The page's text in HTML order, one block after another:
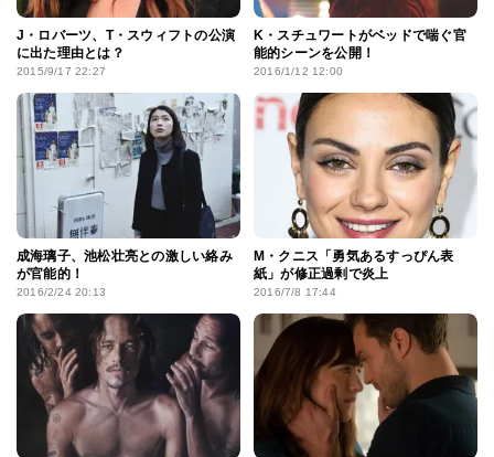
J・ロバーツ、T・スウィフトの公演
に出た理由とは？
2015/9/17 22:27
K・スチュワートがベッドで喘ぐ官
能的シーンを公開！
2016/1/12 12:00
成海璃子、池松壮亮との激しい絡み
が官能的！
2016/2/24 20:13
M・クニス「勇気あるすっぴん表
紙」が修正過剰で炎上
2016/7/8 17:44